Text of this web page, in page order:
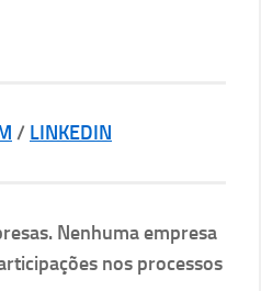
/ LINKEDIN
Nenhuma empresa
nos processos